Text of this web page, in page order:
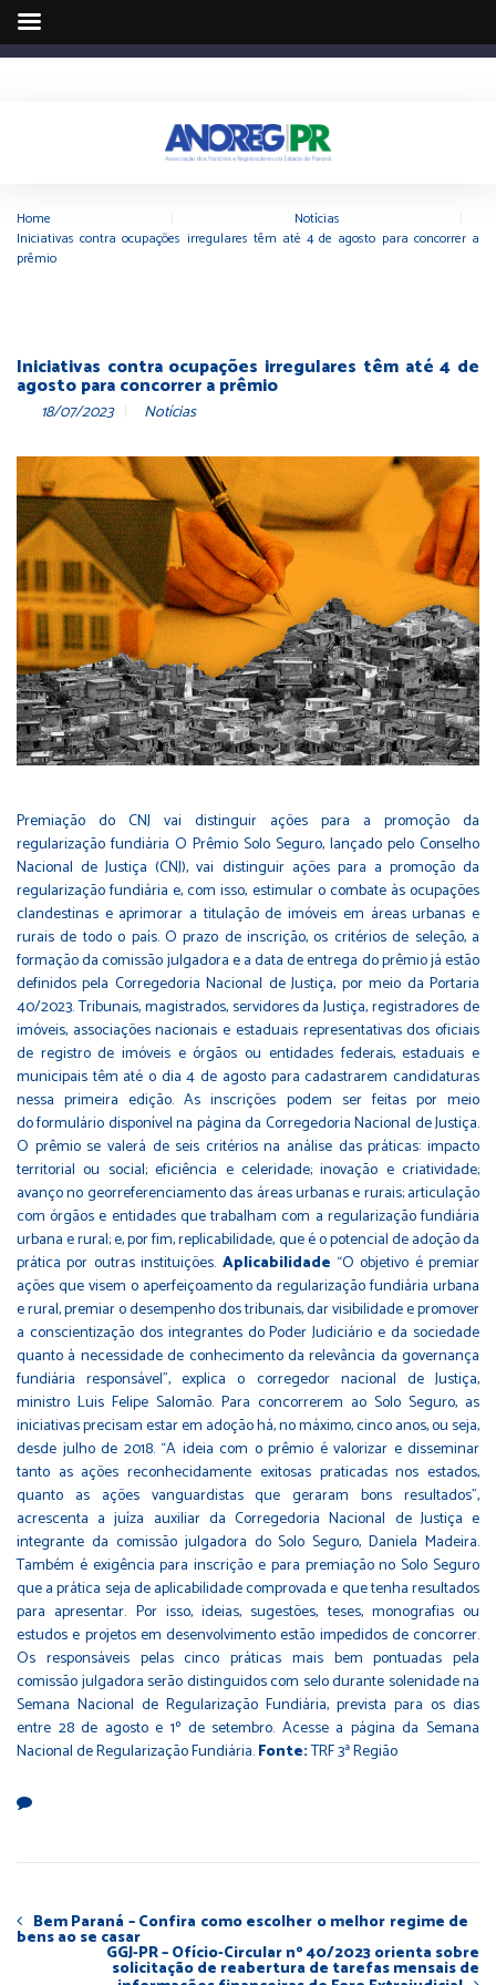
Home Notícias
Iniciativas contra ocupações irregulares têm até 4 de agosto para concorrer a
prêmio
Iniciativas contra ocupações irregulares têm até 4 de
agosto para concorrer a prêmio
18/07/2023 Notícias
Premiação do CNJ vai distinguir ações para a promoção da
regularização fundiária O Prêmio Solo Seguro, lançado pelo Conselho
Nacional de Justiça (CNJ), vai distinguir ações para a promoção da
regularização fundiária e, com isso, estimular o combate às ocupações
clandestinas e aprimorar a titulação de imóveis em áreas urbanas e
rurais de todo o país. O prazo de inscrição, os critérios de seleção, a
formação da comissão julgadora e a data de entrega do prêmio já estão
definidos pela Corregedoria Nacional de Justiça, por meio da Portaria
40/2023. Tribunais, magistrados, servidores da Justiça, registradores de
imóveis, associações nacionais e estaduais representativas dos oficiais
de registro de imóveis e órgãos ou entidades federais, estaduais e
municipais têm até o dia 4 de agosto para cadastrarem candidaturas
nessa primeira edição. As inscrições podem ser feitas por meio
doformuláriodisponível na página da Corregedoria Nacional de Justiça.
O prêmio se valerá de seis critérios na análise das práticas: impacto
territorial ou social; eficiência e celeridade; inovação e criatividade;
avanço no georreferenciamento das áreas urbanas e rurais; articulação
com órgãos e entidades que trabalham com a regularização fundiária
urbana e rural; e, por fim, replicabilidade, que é o potencial de adoção da
prática por outras instituições. Aplicabilidade “O objetivo é premiar
ações que visem o aperfeiçoamento da regularização fundiária urbana
e rural, premiar o desempenho dos tribunais, dar visibilidade e promover
a conscientização dos integrantes do Poder Judiciário e da sociedade
quanto à necessidade de conhecimento da relevância da governança
fundiária responsável”, explica o corregedor nacional de Justiça,
ministro Luis Felipe Salomão. Para concorrerem ao Solo Seguro, as
iniciativas precisam estar em adoção há, no máximo, cinco anos, ou seja,
desde julho de 2018. “A ideia com o prêmio é valorizar e disseminar
tanto as ações reconhecidamente exitosas praticadas nos estados,
quanto as ações vanguardistas que geraram bons resultados”,
acrescenta a juíza auxiliar da Corregedoria Nacional de Justiça e
integrante da comissão julgadora do Solo Seguro, Daniela Madeira.
Também é exigência para inscrição e para premiação no Solo Seguro
que a prática seja de aplicabilidade comprovada e que tenha resultados
para apresentar. Por isso, ideias, sugestões, teses, monografias ou
estudos e projetos em desenvolvimento estão impedidos de concorrer.
Os responsáveis pelas cinco práticas mais bem pontuadas pela
comissão julgadora serão distinguidos com selo durante solenidade na
Semana Nacional de Regularização Fundiária, prevista para os dias
entre 28 de agosto e 1º de setembro. Acesse a página da Semana
Nacional de Regularização Fundiária.Fonte:TRF 3ª Região
Bem Paraná – Confira como escolher o melhor regime de
bens ao se casar
GGJ-PR – Ofício-Circular nº 40/2023 orienta sobre
solicitação de reabertura de tarefas mensais de